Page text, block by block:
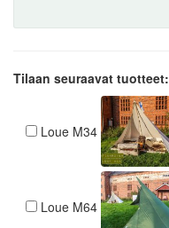
Tilaan seuraavat tuotteet:
Loue M34
Loue M64